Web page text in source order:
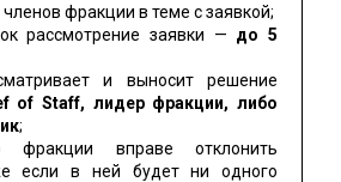
фракции в теме с заявкой;
рассмотрение заявки — до 5
и выносит решение
of Staff, лидер фракции, либо
;
фракции вправе отклонить
если в ней будет ни одного